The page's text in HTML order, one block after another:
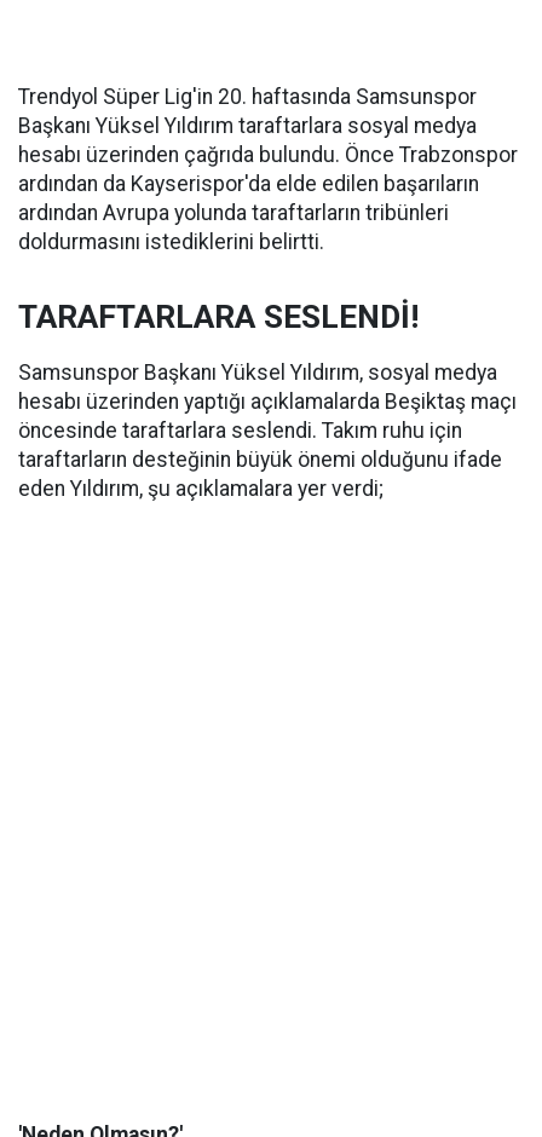
Trendyol Süper Lig'in 20. haftasında Samsunspor
Başkanı Yüksel Yıldırım taraftarlara sosyal medya
hesabı üzerinden çağrıda bulundu. Önce Trabzonspor
ardından da Kayserispor'da elde edilen başarıların
ardından Avrupa yolunda taraftarların tribünleri
doldurmasını istediklerini belirtti.
TARAFTARLARA SESLENDİ!
Samsunspor Başkanı Yüksel Yıldırım, sosyal medya
hesabı üzerinden yaptığı açıklamalarda Beşiktaş maçı
öncesinde taraftarlara seslendi. Takım ruhu için
taraftarların desteğinin büyük önemi olduğunu ifade
eden Yıldırım, şu açıklamalara yer verdi;